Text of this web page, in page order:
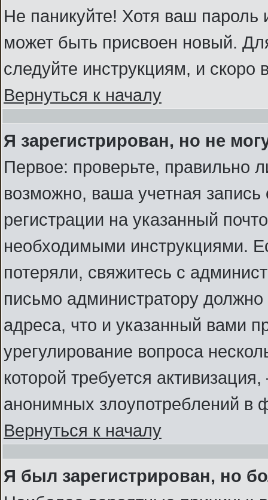
Не паникуйте! Хотя ваш
может быть присвоен новый.
следуйте инструкциям, и
Вернуться к началу
Я зарегистрирован, но не
Первое: проверьте, правильно
возможно, ваша учетная
регистрации на указанный
необходимыми инструкциями.
потеряли, свяжитесь с
письмо администратору должно
адреса, что и указанный вами
урегулирование вопроса
которой требуется
анонимных злоупотреблений в
Вернуться к началу
Я был зарегистрирован, но